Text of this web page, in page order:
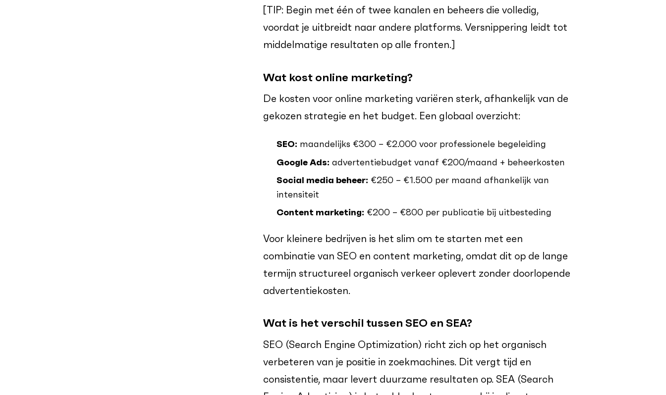
[TIP: Begin met één of twee kanalen en beheers die volledig,
voordat je uitbreidt naar andere platforms. Versnippering leidt tot
middelmatige resultaten op alle fronten.]
Wat kost online marketing?
De kosten voor online marketing variëren sterk, afhankelijk van de
gekozen strategie en het budget. Een globaal overzicht:
SEO: maandelijks €300 – €2.000 voor professionele begeleiding
Google Ads: advertentiebudget vanaf €200/maand + beheerkosten
Social media beheer: €250 – €1.500 per maand afhankelijk van
intensiteit
Content marketing: €200 – €800 per publicatie bij uitbesteding
Voor kleinere bedrijven is het slim om te starten met een
combinatie van SEO en content marketing, omdat dit op de lange
termijn structureel organisch verkeer oplevert zonder doorlopende
advertentiekosten.
Wat is het verschil tussen SEO en SEA?
SEO (Search Engine Optimization) richt zich op het organisch
verbeteren van je positie in zoekmachines. Dit vergt tijd en
consistentie, maar levert duurzame resultaten op. SEA (Search